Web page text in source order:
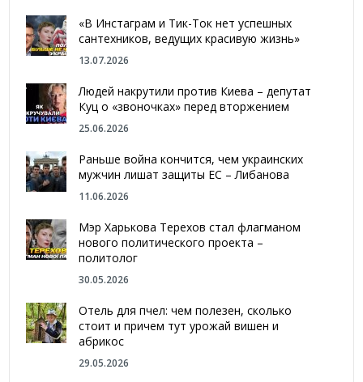
«В Инстаграм и Тик-Ток нет успешных
сантехников, ведущих красивую жизнь»
13.07.2026
Людей накрутили против Киева – депутат
Куц о «звоночках» перед вторжением
25.06.2026
Раньше война кончится, чем украинских
мужчин лишат защиты ЕС – Либанова
11.06.2026
Мэр Харькова Терехов стал флагманом
нового политического проекта –
политолог
30.05.2026
Отель для пчел: чем полезен, сколько
стоит и причем тут урожай вишен и
абрикос
29.05.2026